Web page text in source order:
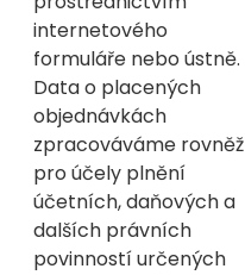
internetového
formuláře nebo ústně.
Data o placených
objednávkách
zpracováváme rovněž
pro účely plnění
účetních, daňových a
dalších právních
povinností určených